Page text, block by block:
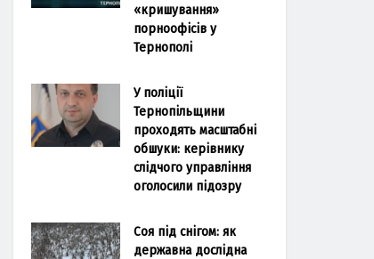
«кришування»
порноофісів у
Тернополі
У поліції
Тернопільщини
проходять масштабні
обшуки: керівнику
слідчого управління
оголосили підозру
Соя під снігом: як
державна дослідна